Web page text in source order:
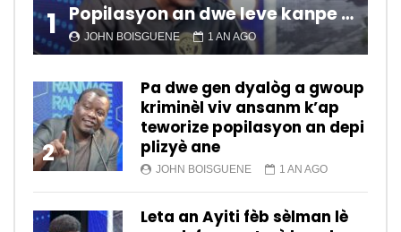
1 Popilasyon an dwe leve kanpe pou chanje sitiyasyon kawotik l’ap viv nan peyi a.
JOHN BOISGUENE 1 AN AGO
2
Pa dwe gen dyalòg a gwoup
kriminèl viv ansanm k’ap
teworize popilasyon an depi
plizyè ane
JOHN BOISGUENE 1 AN AGO
Leta an Ayiti fèb sèlman lè